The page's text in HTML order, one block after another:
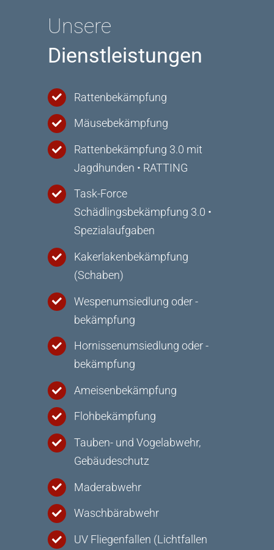
Unsere
Dienstleistungen
Rattenbekämpfung
Mäusebekämpfung
Rattenbekämpfung 3.0 mit
Jagdhunden • RATTING
Task-Force
Schädlingsbekämpfung 3.0 •
Spezialaufgaben
Kakerlakenbekämpfung
(Schaben)
Wespenumsiedlung oder -
bekämpfung
Hornissenumsiedlung oder -
bekämpfung
Ameisenbekämpfung
Flohbekämpfung
Tauben- und Vogelabwehr,
Gebäudeschutz
Maderabwehr
Waschbärabwehr
UV Fliegenfallen (Lichtfallen